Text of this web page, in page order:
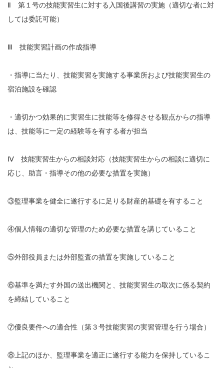
Ⅱ 第１号の技能実習生に対する入国後講習の実施（適切な者に対
しては委託可能）
Ⅲ 技能実習計画の作成指導
・指導に当たり、技能実習を実施する事業所および技能実習生の
宿泊施設を確認
・適切かつ効果的に実習生に技能等を修得させる観点からの指導
は、技能等に一定の経験等を有する者が担当
Ⅳ 技能実習生からの相談対応（技能実習生からの相談に適切に
応じ、助言・指導その他の必要な措置を実施）
③監理事業を健全に遂行するに足りる財産的基礎を有すること
④個人情報の適切な管理のため必要な措置を講じていること
⑤外部役員または外部監査の措置を実施していること
⑥基準を満たす外国の送出機関と、技能実習生の取次に係る契約
を締結していること
⑦優良要件への適合性（第３号技能実習の実習管理を行う場合）
⑧上記のほか、監理事業を適正に遂行する能力を保持しているこ